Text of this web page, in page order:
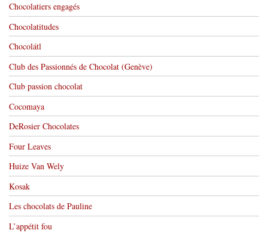
Chocolatiers engagés
Chocolatitudes
Chocolátl
Club des Passionnés de Chocolat (Genève)
Club passion chocolat
Cocomaya
DeRosier Chocolates
Four Leaves
Huize Van Wely
Kosak
Les chocolats de Pauline
L’appétit fou